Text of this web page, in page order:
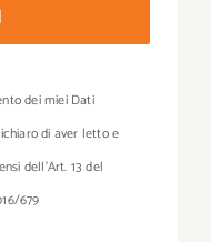
dei miei Dati
di aver letto e
dell’Art. 13 del
679